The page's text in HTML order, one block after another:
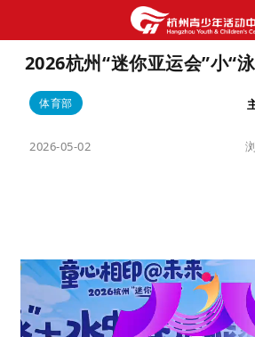
2026杭州“迷你亚运会”小“
体育部
2026-05-02